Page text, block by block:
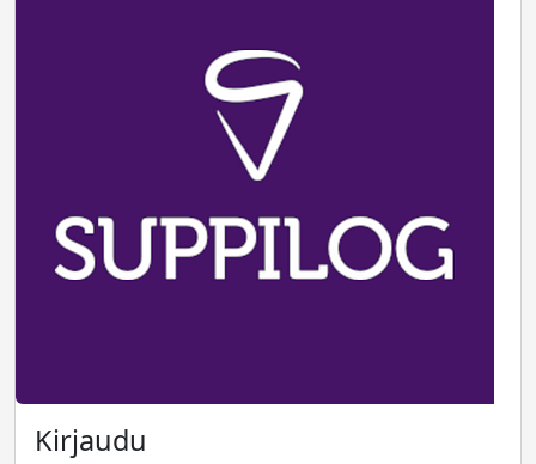
Kirjaudu